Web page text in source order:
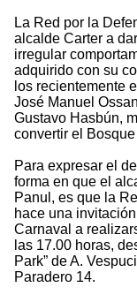
La Red por la
alcalde Carter a
irregular
adquirido con su
los recientemente
José Manuel
Gustavo Hasbún,
convertir el
Para expresar el
forma en que el
Panul, es que la
hace una
Carnaval a
las 17.00 horas,
Park” de A.
Paradero 14.